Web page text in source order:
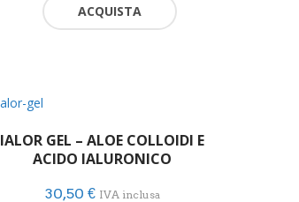
ACQUISTA
IALOR GEL – ALOE COLLOIDI E
ACIDO IALURONICO
30,50 € IVA inclusa